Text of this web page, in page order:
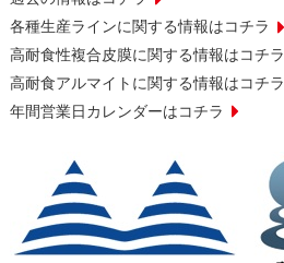
各種生産ラインに関する情報はコチラ
高耐食性複合皮膜に関する情報はコチラ
高耐食アルマイトに関する情報はコチラ
年間営業日カレンダーはコチラ